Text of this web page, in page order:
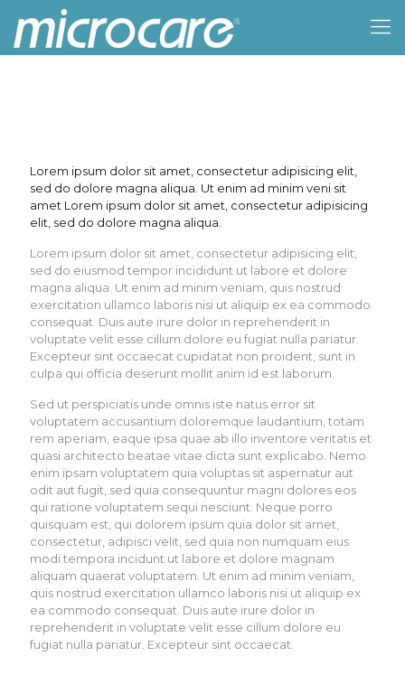
Lorem ipsum dolor sit amet, consectetur adipisicing elit,
sed do dolore magna aliqua. Ut enim ad minim veni sit
amet Lorem ipsum dolor sit amet, consectetur adipisicing
elit, sed do dolore magna aliqua.
Lorem ipsum dolor sit amet, consectetur adipisicing elit,
sed do eiusmod tempor incididunt ut labore et dolore
magna aliqua. Ut enim ad minim veniam, quis nostrud
exercitation ullamco laboris nisi ut aliquip ex ea commodo
consequat. Duis aute irure dolor in reprehenderit in
voluptate velit esse cillum dolore eu fugiat nulla pariatur.
Excepteur sint occaecat cupidatat non proident, sunt in
culpa qui officia deserunt mollit anim id est laborum.
Sed ut perspiciatis unde omnis iste natus error sit
voluptatem accusantium doloremque laudantium, totam
rem aperiam, eaque ipsa quae ab illo inventore veritatis et
quasi architecto beatae vitae dicta sunt explicabo. Nemo
enim ipsam voluptatem quia voluptas sit aspernatur aut
odit aut fugit, sed quia consequuntur magni dolores eos
qui ratione voluptatem sequi nesciunt. Neque porro
quisquam est, qui dolorem ipsum quia dolor sit amet,
consectetur, adipisci velit, sed quia non numquam eius
modi tempora incidunt ut labore et dolore magnam
aliquam quaerat voluptatem. Ut enim ad minim veniam,
quis nostrud exercitation ullamco laboris nisi ut aliquip ex
ea commodo consequat. Duis aute irure dolor in
reprehenderit in voluptate velit esse cillum dolore eu
fugiat nulla pariatur. Excepteur sint occaecat.